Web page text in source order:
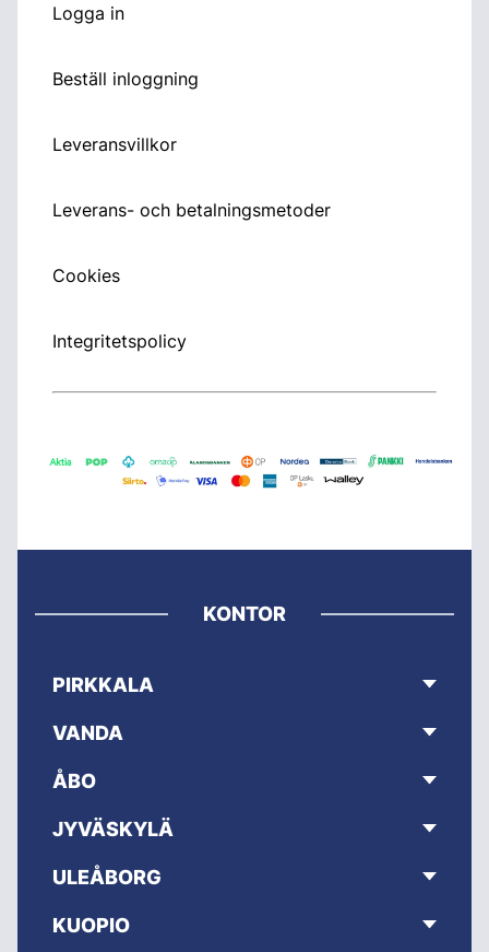
Logga in
Beställ inloggning
Leveransvillkor
Leverans- och betalningsmetoder
Cookies
Integritetspolicy
KONTOR
PIRKKALA
VANDA
ÅBO
JYVÄSKYLÄ
ULEÅBORG
KUOPIO